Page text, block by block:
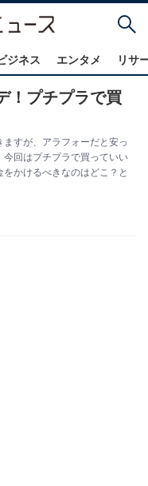
ジネス エンタメ リサ
！プチプラで買
すが、アラフォーだと安っ
回はプチプラで買っていい
かけるべきなのはどこ？と